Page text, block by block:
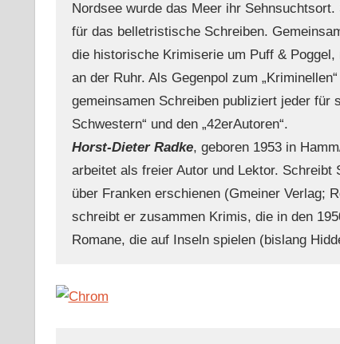
Nordsee wurde das Meer ihr
für das belletristische Schreiben.
die historische Krimiserie um Puff &
an der Ruhr. Als Gegenpol zum
gemeinsamen Schreiben publiziert jeder für
Schwestern“ und den „42erAutoren“.
Horst-Dieter Radke, geboren 1953 in
arbeitet als freier Autor und Lektor.
über Franken erschienen (Gmeiner Verlag;
schreibt er zusammen Krimis, die in den
Romane, die auf Inseln spielen (bislang